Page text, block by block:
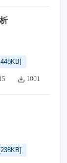
448KB]
1001
238KB]